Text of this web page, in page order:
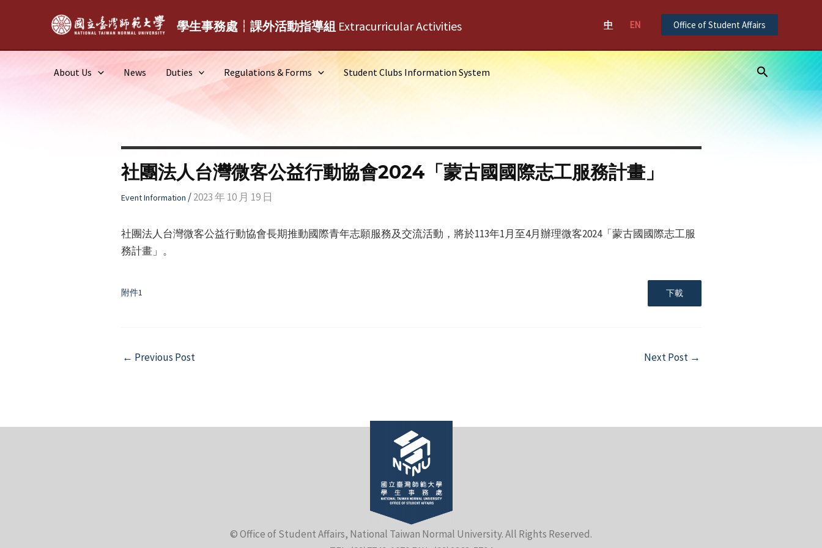
學生事務處┆課外活動指導組 Extracurricular Activities 中 EN Office of Student Affairs
About Us News Duties Regulations & Forms Student Clubs Information System Search
社團法人台灣微客公益行動協會2024「蒙古國國際志工服務計畫」
Event Information /2023 年 10 月 19 日
社團法人台灣微客公益行動協會長期推動國際青年志願服務及交流活動，將於113年1月至4月辦理微客2024「蒙古國國際志工服
務計畫」。
附件1 下載
Post
← Previous Post Next Post →
© Office of Student Affairs, National Taiwan Normal University. All Rights Reserved.